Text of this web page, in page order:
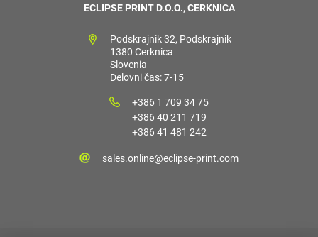
ECLIPSE PRINT D.O.O., CERKNICA
Podskrajnik 32, Podskrajnik
1380 Cerknica
Slovenia
Delovni čas: 7-15
+386 1 709 34 75
+386 40 211 719
+386 41 481 242
sales.online@eclipse-print.com